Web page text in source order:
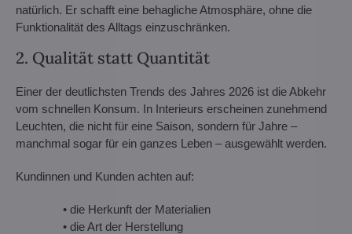
natürlich. Er schafft eine behagliche Atmosphäre, ohne die
Funktionalität des Alltags einzuschränken.
2. Qualität statt Quantität
Einer der deutlichsten Trends des Jahres 2026 ist die Abkehr
vom schnellen Konsum. In Interieurs erscheinen zunehmend
Leuchten, die nicht für eine Saison, sondern für Jahre –
manchmal sogar für ein ganzes Leben – ausgewählt werden.
Kundinnen und Kunden achten auf:
• die Herkunft der Materialien
• die Art der Herstellung